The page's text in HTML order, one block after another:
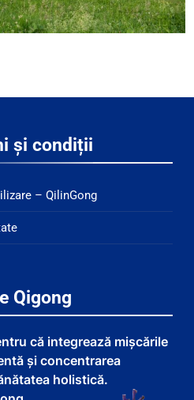
și condiții
– QilinGong
Qigong
că integrează mișcările
și concentrarea
holistică.